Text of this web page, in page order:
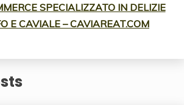
SPECIALIZZATO IN DELIZIE
E CAVIALE – CAVIAREAT.COM